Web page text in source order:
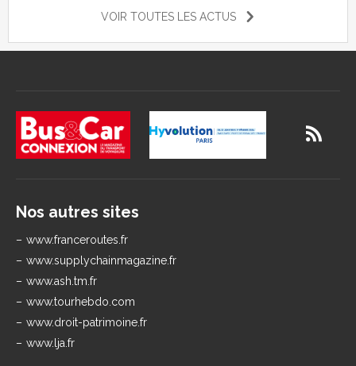
VOIR TOUTES LES ACTUS
Nos autres sites
www.franceroutes.fr
www.supplychainmagazine.fr
www.ash.tm.fr
www.tourhebdo.com
www.droit-patrimoine.fr
www.lja.fr